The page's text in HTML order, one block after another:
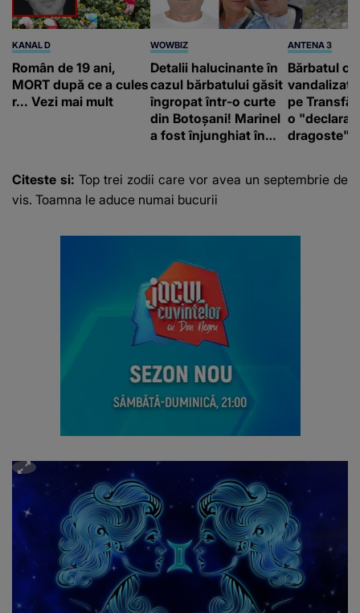
KANAL D
Român de 19 ani,
MORT după ce a cules
r... Vezi mai mult
WOWBIZ
Detalii halucinante în
cazul bărbatului găsit
îngropat într-o curte
din Botoșani! Marinel
a fost înjunghiat în
suspecți
ANTENA 3
Bărbatul
vandalizat
pe
o
dragoste"
Citeste si: Top trei zodii care vor avea un septembrie de
vis. Toamna le aduce numai bucurii